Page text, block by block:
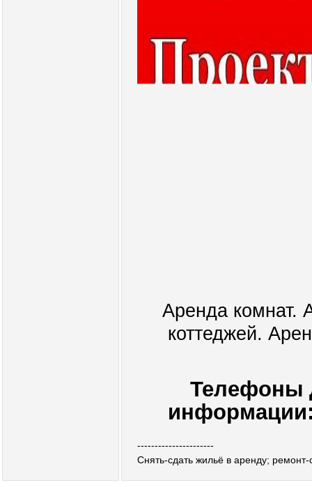
Аренда комнат.
коттеджей.
Телефоны
----------------------
Снять-сдать жильё в аренду;